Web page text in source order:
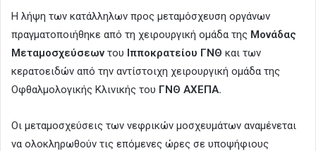
Η λήψη των κατάλληλων προς μεταμόσχευση οργάνων
πραγματοποιήθηκε από τη χειρουργική ομάδα της Μονάδας
Μεταμοσχεύσεων του Ιπποκρατείου ΓΝΘ και των
κερατοειδών από την αντίστοιχη χειρουργική ομάδα της
Οφθαλμολογικής Κλινικής του ΓΝΘ ΑΧΕΠΑ.
Οι μεταμοσχεύσεις των νεφρικών μοσχευμάτων αναμένεται
να ολοκληρωθούν τις επόμενες ώρες σε υποψήφιους